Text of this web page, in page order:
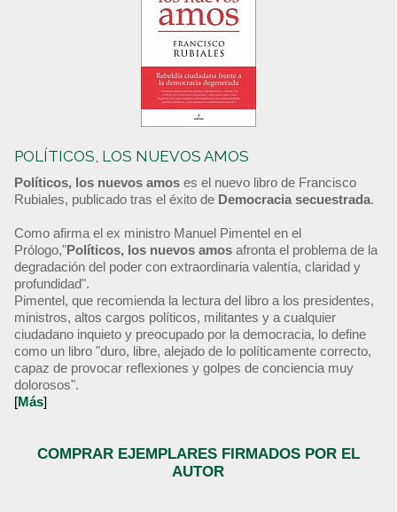
POLÍTICOS, LOS NUEVOS AMOS
Políticos, los nuevos amos es el nuevo libro de Francisco
Rubiales, publicado tras el éxito de Democracia secuestrada.
Como afirma el ex ministro Manuel Pimentel en el
Prólogo,"Políticos, los nuevos amos afronta el problema de la
degradación del poder con extraordinaria valentía, claridad y
profundidad".
Pimentel, que recomienda la lectura del libro a los presidentes,
ministros, altos cargos políticos, militantes y a cualquier
ciudadano inquieto y preocupado por la democracia, lo define
como un libro "duro, libre, alejado de lo políticamente correcto,
capaz de provocar reflexiones y golpes de conciencia muy
dolorosos".
[Más]
COMPRAR EJEMPLARES FIRMADOS POR EL
AUTOR